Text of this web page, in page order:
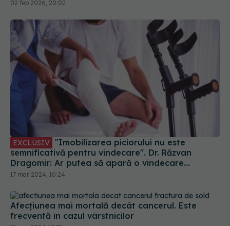
EXCLUSIV
semnificativă pentru vindecare". Dr. Răzvan
Dragomir: Ar putea să apară o vindecare
spontană a meniscului, dar se întâmplă rar
17 mar 2024, 10:24
Afecțiunea mai mortală decât cancerul. Este
frecventă în cazul vârstnicilor
21 mai 2024, 19:35